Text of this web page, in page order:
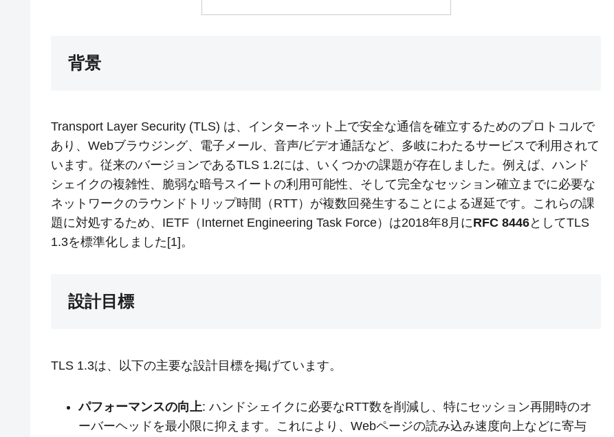
背景
Transport Layer Security (TLS) は、インターネット上で安全な通信を確立するためのプロトコルで
あり、Webブラウジング、電子メール、音声/ビデオ通話など、多岐にわたるサービスで利用されて
います。従来のバージョンであるTLS 1.2には、いくつかの課題が存在しました。例えば、ハンド
シェイクの複雑性、脆弱な暗号スイートの利用可能性、そして完全なセッション確立までに必要な
ネットワークのラウンドトリップ時間（RTT）が複数回発生することによる遅延です。これらの課
題に対処するため、IETF（Internet Engineering Task Force）は2018年8月にRFC 8446としてTLS
1.3を標準化しました[1]。
設計目標
TLS 1.3は、以下の主要な設計目標を掲げています。
パフォーマンスの向上: ハンドシェイクに必要なRTT数を削減し、特にセッション再開時のオ
ーバーヘッドを最小限に抑えます。これにより、Webページの読み込み速度向上などに寄与